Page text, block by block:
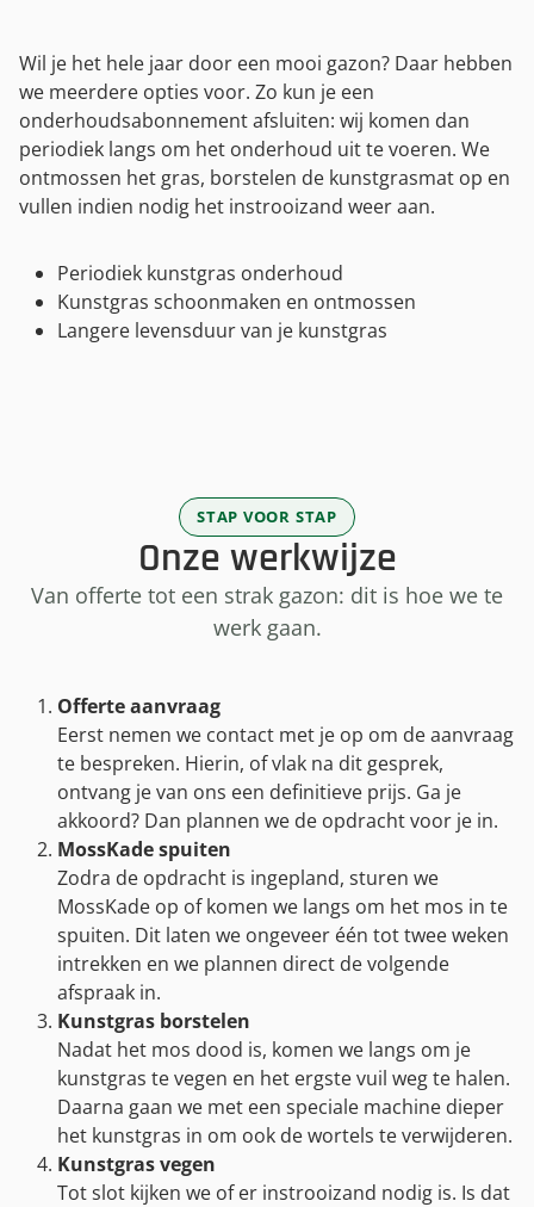
Wil je het hele jaar door een mooi gazon? Daar hebben
we meerdere opties voor. Zo kun je een
onderhoudsabonnement afsluiten: wij komen dan
periodiek langs om het onderhoud uit te voeren. We
ontmossen het gras, borstelen de kunstgrasmat op en
vullen indien nodig het instrooizand weer aan.
Periodiek kunstgras onderhoud
Kunstgras schoonmaken en ontmossen
Langere levensduur van je kunstgras
STAP VOOR STAP
Onze werkwijze
Van offerte tot een strak gazon: dit is hoe we te
werk gaan.
Offerte aanvraag
Eerst nemen we contact met je op om de aanvraag
te bespreken. Hierin, of vlak na dit gesprek,
ontvang je van ons een definitieve prijs. Ga je
akkoord? Dan plannen we de opdracht voor je in.
MossKade spuiten
Zodra de opdracht is ingepland, sturen we
MossKade op of komen we langs om het mos in te
spuiten. Dit laten we ongeveer één tot twee weken
intrekken en we plannen direct de volgende
afspraak in.
Kunstgras borstelen
Nadat het mos dood is, komen we langs om je
kunstgras te vegen en het ergste vuil weg te halen.
Daarna gaan we met een speciale machine dieper
het kunstgras in om ook de wortels te verwijderen.
Kunstgras vegen
Tot slot kijken we of er instrooizand nodig is. Is dat